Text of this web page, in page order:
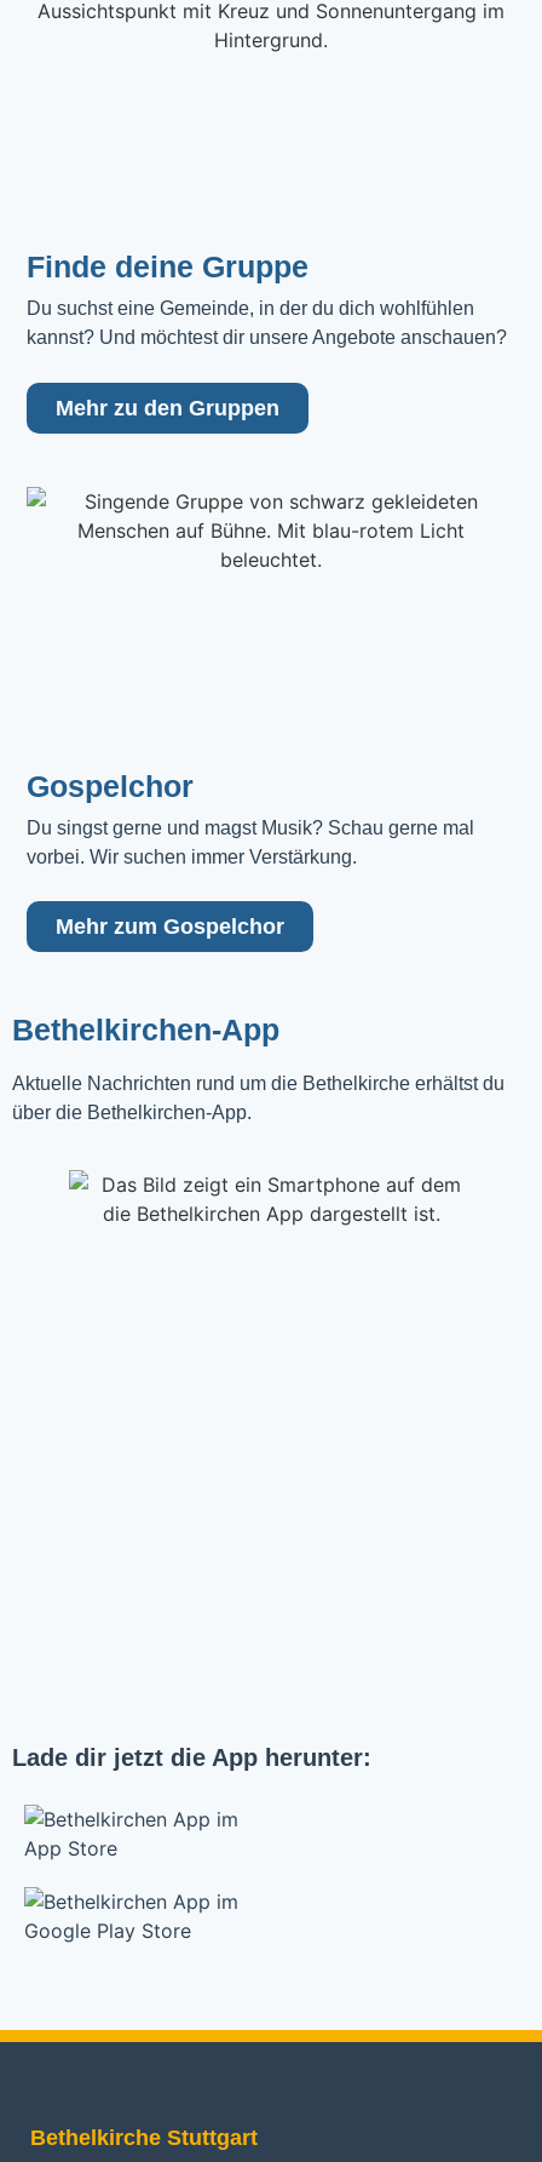
Finde deine Gruppe
Du suchst eine Gemeinde, in der du dich wohlfühlen
kannst? Und möchtest dir unsere Angebote anschauen?
Mehr zu den Gruppen
Gospelchor
Du singst gerne und magst Musik? Schau gerne mal
vorbei. Wir suchen immer Verstärkung.
Mehr zum Gospelchor
Bethelkirchen-App
Aktuelle Nachrichten rund um die Bethelkirche erhältst du
über die Bethelkirchen-App.
Lade dir jetzt die App herunter:
Bethelkirche Stuttgart